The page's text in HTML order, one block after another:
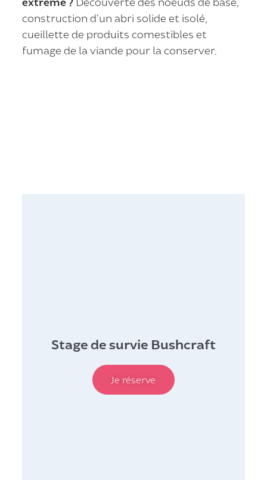
construction d’un abri solide et isolé,
cueillette de produits comestibles et
fumage de la viande pour la conserver.
Stage de survie Bushcraft
Je réserve